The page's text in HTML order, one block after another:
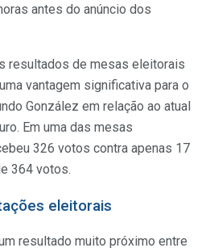
antes do anúncio dos
resultados de mesas eleitorais
vantagem significativa para o
González em relação ao atual
Em uma das mesas
326 votos contra apenas 17
364 votos.
eleitorais
resultado muito próximo entre